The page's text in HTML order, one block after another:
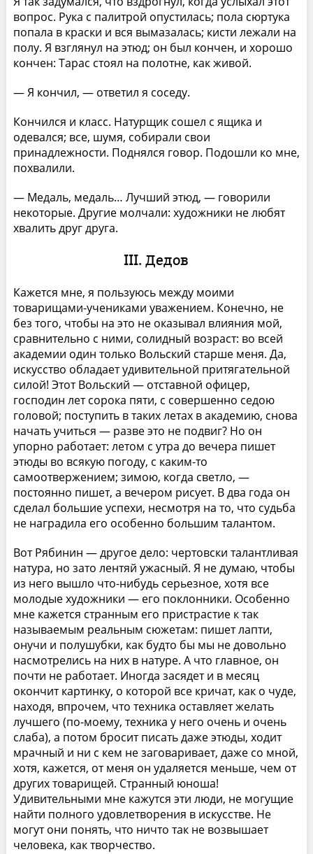
вопрос. Рука с палитрой опустилась; пола сюртука
попала в краски и вся вымазалась; кисти лежали на
полу. Я взглянул на этюд; он был кончен, и хорошо
кончен: Тарас стоял на полотне, как живой.
— Я кончил, — ответил я соседу.
Кончился и класс. Натурщик сошел с ящика и
одевался; все, шумя, собирали свои
принадлежности. Поднялся говор. Подошли ко мне,
похвалили.
— Медаль, медаль… Лучший этюд, — говорили
некоторые. Другие молчали: художники не любят
хвалить друг друга.
III. Дедов
Кажется мне, я пользуюсь между моими
товарищами-учениками уважением. Конечно, не
без того, чтобы на это не оказывал влияния мой,
сравнительно с ними, солидный возраст: во всей
академии один только Вольский старше меня. Да,
искусство обладает удивительной притягательной
силой! Этот Вольский — отставной офицер,
господин лет сорока пяти, с совершенно седою
головой; поступить в таких летах в академию, снова
начать учиться — разве это не подвиг? Но он
упорно работает: летом с утра до вечера пишет
этюды во всякую погоду, с каким-то
самоотвержением; зимою, когда светло, —
постоянно пишет, а вечером рисует. В два года он
сделал большие успехи, несмотря на то, что судьба
не наградила его особенно большим талантом.
Вот Рябинин — другое дело: чертовски талантливая
натура, но зато лентяй ужасный. Я не думаю, чтобы
из него вышло что-нибудь серьезное, хотя все
молодые художники — его поклонники. Особенно
мне кажется странным его пристрастие к так
называемым реальным сюжетам: пишет лапти,
онучи и полушубки, как будто бы мы не довольно
насмотрелись на них в натуре. А что главное, он
почти не работает. Иногда засядет и в месяц
окончит картинку, о которой все кричат, как о чуде,
находя, впрочем, что техника оставляет желать
лучшего (по-моему, техника у него очень и очень
слаба), а потом бросит писать даже этюды, ходит
мрачный и ни с кем не заговаривает, даже со мной,
хотя, кажется, от меня он удаляется меньше, чем от
других товарищей. Странный юноша!
Удивительными мне кажутся эти люди, не могущие
найти полного удовлетворения в искусстве. Не
могут они понять, что ничто так не возвышает
человека, как творчество.